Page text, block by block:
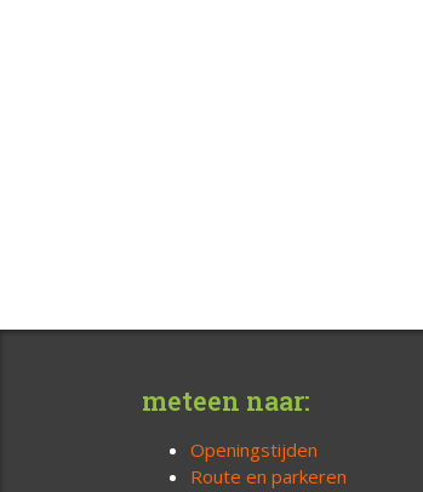
meteen naar:
Openingstijden
Route en parkeren